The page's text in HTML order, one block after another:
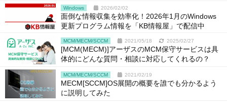
Windows 2026/02/02
面倒な情報収集を効率化！2026年1月のWindows
更新プログラム情報を「KB情報屋」で配信中
MCM/MECM/SCCM 2021/05/18 2025/02/27
[MCM(MECM)]アーザスのMCM保守サービスは具
体的にどんな質問・相談に対応してくれるの？
MCM/MECM/SCCM 2021/02/19
MECM[SCCM]OS展開の概要を誰でも分かるよう
に説明してみた